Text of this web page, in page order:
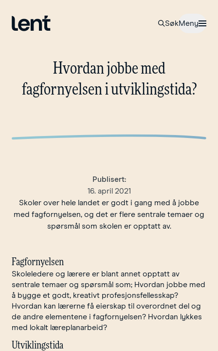
Til forsiden SøkÅpne
Meny
Hvordanjobbemed
fagfornyelseniutviklingstida?
Publisert:
16. april 2021
Skoler over hele landet er godt i gang med å jobbe
med fagfornyelsen, og det er flere sentrale temaer og
spørsmål som skolen er opptatt av.
Fagfornyelsen
Skoleledere og lærere er blant annet opptatt av
sentrale temaer og spørsmål som; Hvordan jobbe med
å bygge et godt, kreativt profesjonsfellesskap?
Hvordan kan lærerne få eierskap til overordnet del og
de andre elementene i fagfornyelsen? Hvordan lykkes
med lokalt læreplanarbeid?
Utviklingstida